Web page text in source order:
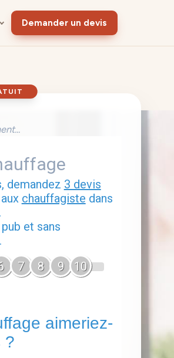
Demander un devis
demandez 3 devis
aux chauffagiste dans
et sans
7 8 9 10
aimeriez-
?